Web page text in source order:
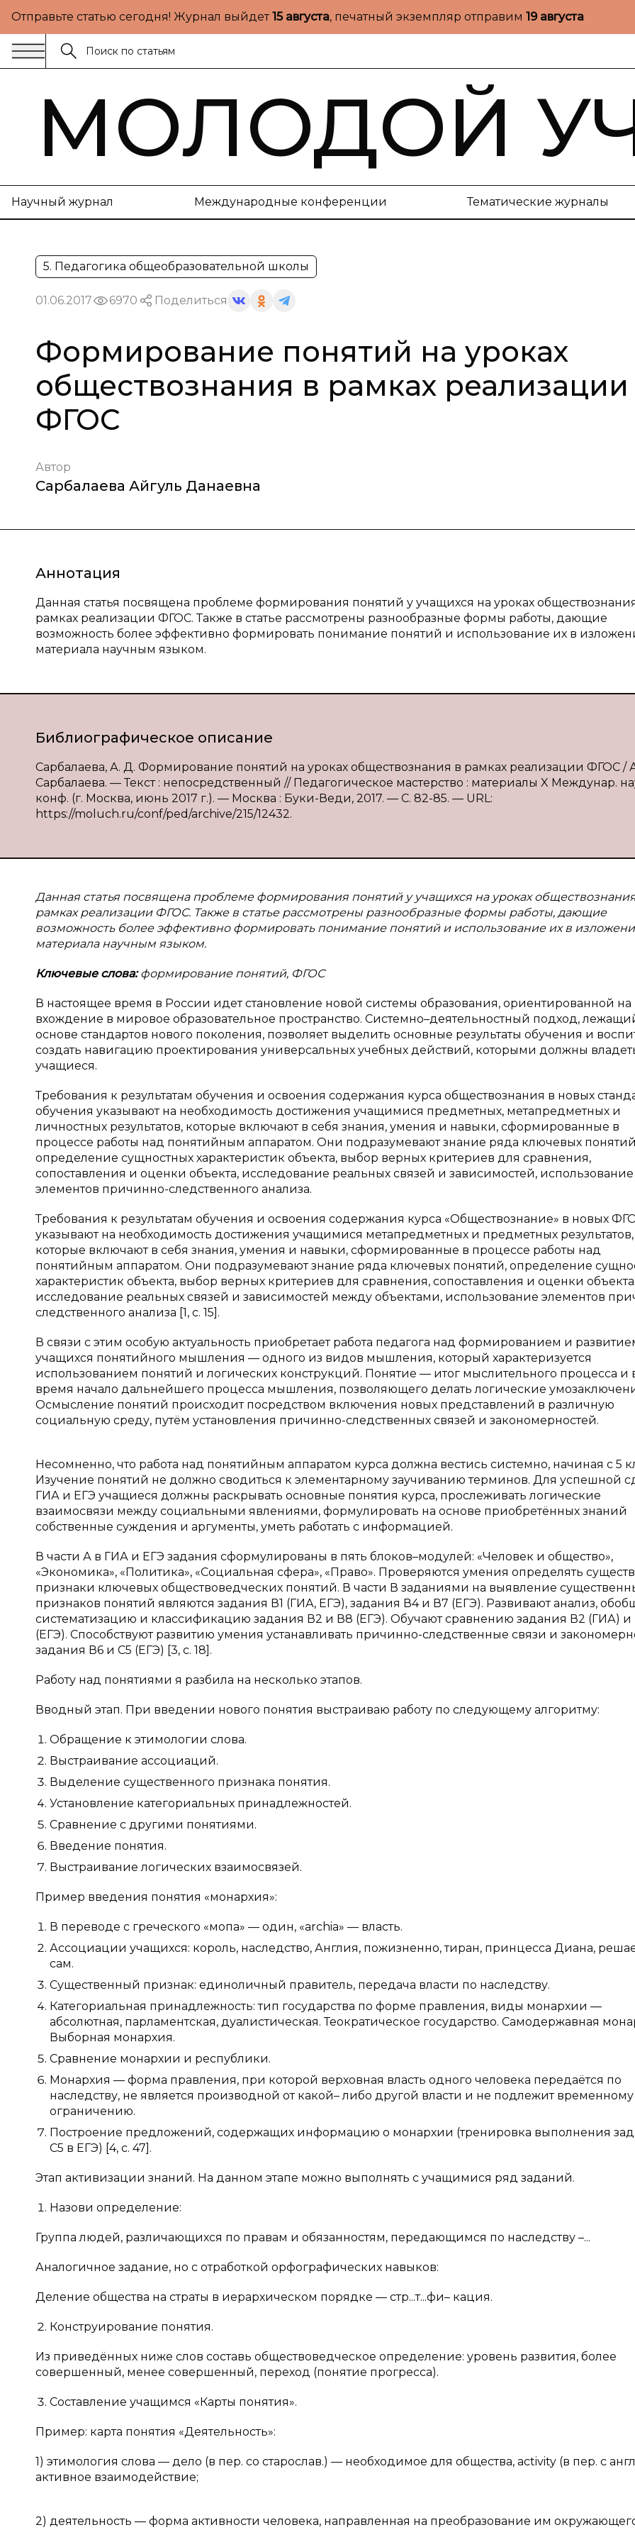
Отправьте статью сегодня! Журнал выйдет15 августа, печатный экземпляр отправим 19 августа
МОЛОДОЙ
Научный журнал Международные конференции Тематические журналы
5. Педагогика общеобразовательной школы
01.06.2017 6970 Поделиться
Формирование понятий на уроках
обществознания в рамках реализации
ФГОС
Автор
Сарбалаева Айгуль Данаевна
Аннотация
Данная статья посвящена проблеме формирования понятий у учащихся на уроках
рамках реализации ФГОС. Также в статье рассмотрены разнообразные формы работы, дающие
возможность более эффективно формировать понимание понятий и использование их в
материала научным языком.
Библиографическое описание
Сарбалаева, А. Д. Формирование понятий на уроках обществознания в рамках реализации ФГОС /
Сарбалаева. — Текст : непосредственный // Педагогическое мастерство : материалы X Междунар.
конф. (г. Москва, июнь 2017 г.). — Москва : Буки-Веди, 2017. — С. 82-85. — URL:
https://moluch.ru/conf/ped/archive/215/12432.
Данная статья посвящена проблеме формирования понятий у учащихся на уроках
рамках реализации ФГОС. Также в статье рассмотрены разнообразные формы работы, дающие
возможность более эффективно формировать понимание понятий и использование их в
материала научным языком.
Ключевые слова:формирование понятий, ФГОС
В настоящее время в России идет становление новой системы образования, ориентированной на
вхождение в мировое образовательное пространство. Системно–деятельностный подход,
основе стандартов нового поколения, позволяет выделить основные результаты обучения и
создать навигацию проектирования универсальных учебных действий, которыми должны
учащиеся.
Требования к результатам обучения и освоения содержания курса обществознания в новых
обучения указывают на необходимость достижения учащимися предметных, метапредметных и
личностных результатов, которые включают в себя знания, умения и навыки, сформированные в
процессе работы над понятийным аппаратом. Они подразумевают знание ряда ключевых
определение сущностных характеристик объекта, выбор верных критериев для сравнения,
сопоставления и оценки объекта, исследование реальных связей и зависимостей, использование
элементов причинно-следственного анализа.
Требования к результатам обучения и освоения содержания курса «Обществознание» в новых
указывают на необходимость достижения учащимися метапредметных и предметных результатов,
которые включают в себя знания, умения и навыки, сформированные в процессе работы над
понятийным аппаратом. Они подразумевают знание ряда ключевых понятий, определение
характеристик объекта, выбор верных критериев для сравнения, сопоставления и оценки
исследование реальных связей и зависимостей между объектами, использование элементов
следственного анализа [1, с. 15].
В связи с этим особую актуальность приобретает работа педагога над формированием и
учащихся понятийного мышления — одного из видов мышления, который характеризуется
использованием понятий и логических конструкций. Понятие — итог мыслительного процесса и
время начало дальнейшего процесса мышления, позволяющего делать логические
Осмысление понятий происходит посредством включения новых представлений в различную
социальную среду, путём установления причинно-следственных связей и закономерностей.
Несомненно, что работа над понятийным аппаратом курса должна вестись системно, начиная с 5
Изучение понятий не должно сводиться к элементарному заучиванию терминов. Для успешной
ГИА и ЕГЭ учащиеся должны раскрывать основные понятия курса, прослеживать логические
взаимосвязи между социальными явлениями, формулировать на основе приобретённых знаний
собственные суждения и аргументы, уметь работать с информацией.
В части А в ГИА и ЕГЭ задания сформулированы в пять блоков–модулей: «Человек и общество»,
«Экономика», «Политика», «Социальная сфера», «Право». Проверяются умения определять
признаки ключевых обществоведческих понятий. В части В заданиями на выявление
признаков понятий являются задания В1 (ГИА, ЕГЭ), задания В4 и В7 (ЕГЭ). Развивают анализ,
систематизацию и классификацию задания В2 и В8 (ЕГЭ). Обучают сравнению задания В2 (ГИА) и
(ЕГЭ). Способствуют развитию умения устанавливать причинно-следственные связи и
задания В6 и С5 (ЕГЭ) [3, с. 18].
Работу над понятиями я разбила на несколько этапов.
Вводный этап. При введении нового понятия выстраиваю работу по следующему алгоритму:
Обращение к этимологии слова.
Выстраивание ассоциаций.
Выделение существенного признака понятия.
Установление категориальных принадлежностей.
Сравнение с другими понятиями.
Введение понятия.
Выстраивание логических взаимосвязей.
Пример введения понятия «монархия»:
В переводе с греческого «мопа» — один, «archia» — власть.
Ассоциации учащихся: король, наследство, Англия, пожизненно, тиран, принцесса Диана,
сам.
Существенный признак: единоличный правитель, передача власти по наследству.
Категориальная принадлежность: тип государства по форме правления, виды монархии —
абсолютная, парламентская, дуалистическая. Теократическое государство. Самодержавная
Выборная монархия.
Сравнение монархии и республики.
Монархия — форма правления, при которой верховная власть одного человека передаётся по
наследству, не является производной от какой– либо другой власти и не подлежит временному
ограничению.
Построение предложений, содержащих информацию о монархии (тренировка выполнения
С5 в ЕГЭ) [4, c. 47].
Этап активизации знаний. На данном этапе можно выполнять с учащимися ряд заданий.
Назови определение:
Группа людей, различающихся по правам и обязанностям, передающимся по наследству –...
Аналогичное задание, но с отработкой орфографических навыков:
Деление общества на страты в иерархическом порядке — стр...т...фи– кация.
Конструирование понятия.
Из приведённых ниже слов составь обществоведческое определение: уровень развития, более
совершенный, менее совершенный, переход (понятие прогресса).
Составление учащимся «Карты понятия».
Пример: карта понятия «Деятельность»:
1) этимология слова — дело (в пер. со старослав.) — необходимое для общества, activity (в пер. с
активное взаимодействие;
2) деятельность — форма активности человека, направленная на преобразование им